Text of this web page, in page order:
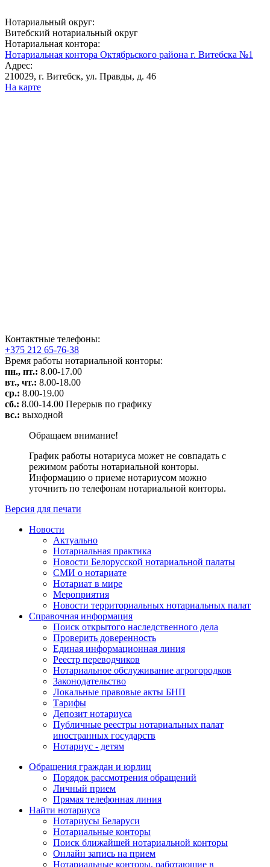
Нотариальный округ:
Витебский нотариальный округ
Нотариальная контора:
Нотариальная контора Октябрьского района г. Витебска №1
Адрес:
210029, г. Витебск, ул. Правды, д. 46
На карте
Контактные телефоны:
+375 212 65-76-38
Время работы нотариальной конторы:
пн., пт.: 8.00-17.00
вт., чт.: 8.00-18.00
ср.: 8.00-19.00
сб.: 8.00-14.00 Перерыв по графику
вс.: выходной
Обращаем внимание!
График работы нотариуса может не совпадать с
режимом работы нотариальной конторы.
Информацию о приеме нотариусом можно
уточнить по телефонам нотариальной конторы.
Версия для печати
Новости
Актуально
Нотариальная практика
Новости Белорусской нотариальной палаты
СМИ о нотариате
Нотариат в мире
Мероприятия
Новости территориальных нотариальных палат
Справочная информация
Поиск открытого наследственного дела
Проверить доверенность
Единая информационная линия
Реестр переводчиков
Нотариальное обслуживание агрогородков
Законодательство
Локальные правовые акты БНП
Тарифы
Депозит нотариуса
Публичные реестры нотариальных палат
иностранных государств
Нотариус - детям
Обращения граждан и юрлиц
Порядок рассмотрения обращений
Личный прием
Прямая телефонная линия
Найти нотариуса
Нотариусы Беларуси
Нотариальные конторы
Поиск ближайшей нотариальной конторы
Онлайн запись на прием
Нотариальные конторы, работающие в